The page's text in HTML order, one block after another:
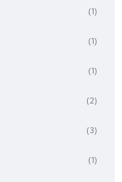
(1)
(1)
(1)
(2)
(3)
(1)